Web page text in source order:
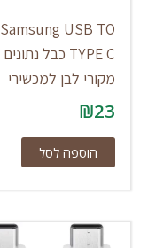
Samsung USB TO
TYPE C כבל נתונים
מקורי לבן למכשירי
₪23
הוספה לסל